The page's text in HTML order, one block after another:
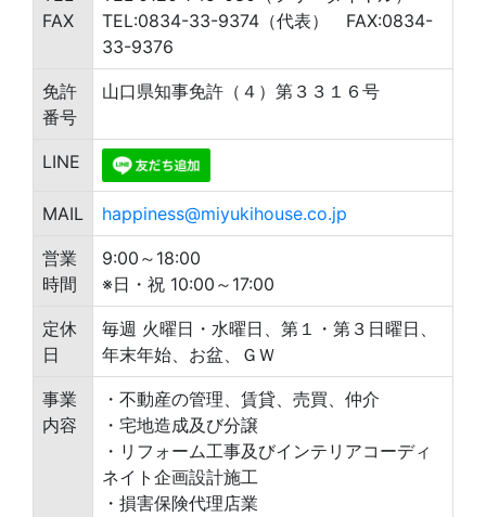
FAX
TEL:0834-33-9374（代表） FAX:0834-
33-9376
免許
番号
山口県知事免許（４）第３３１６号
LINE
MAIL happiness@miyukihouse.co.jp
営業
時間
9:00～18:00
※日・祝 10:00～17:00
定休
日
毎週 火曜日・水曜日、第１・第３日曜日、
年末年始、お盆、ＧＷ
事業
内容
・不動産の管理、賃貸、売買、仲介
・宅地造成及び分譲
・リフォーム工事及びインテリアコーディ
ネイト企画設計施工
・損害保険代理店業